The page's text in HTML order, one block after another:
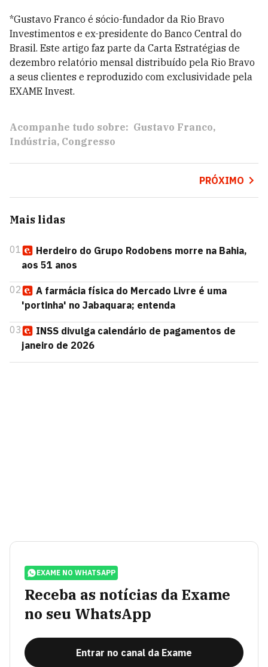
*Gustavo Franco é sócio-fundador da Rio Bravo
Investimentos e ex-presidente do Banco Central do
Brasil. Este artigo faz parte da Carta Estratégias de
dezembro relatório mensal distribuído pela Rio Bravo
a seus clientes e reproduzido com exclusividade pela
EXAME Invest.
Acompanhe tudo sobre: Gustavo Franco
Indústria Congresso
PRÓXIMO
Mais lidas
01
Herdeiro do Grupo Rodobens morre na Bahia,
aos 51 anos
02
A farmácia física do Mercado Livre é uma
'portinha' no Jabaquara; entenda
03
INSS divulga calendário de pagamentos de
janeiro de 2026
EXAME NO WHATSAPP
Receba as notícias da Exame
no seu WhatsApp
Entrar no canal da Exame